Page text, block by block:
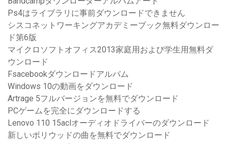
Ps4はライブラリに事前ダウンロードできません
シスコネットワーキングアカデミーブック無料ダウンロー
ド第6版
マイクロソフトオフィス2013家庭用および学生用無料ダ
ウンロード
Fsacebookダウンロードアルバム
Windows 10の動画をダウンロード
Artrage 5フルバージョンを無料でダウンロード
PCゲームを完全にダウンロードする
Lenovo 110 15aclオーディオドライバーのダウンロード
新しいボリウッドの曲を無料でダウンロード